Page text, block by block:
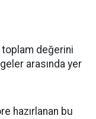
değerini
arasında yer
hazırlanan bu